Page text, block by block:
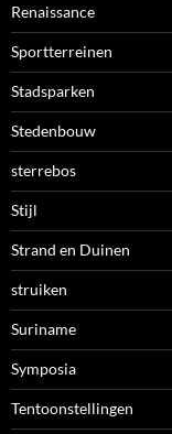
Renaissance
Sportterreinen
Stadsparken
Stedenbouw
sterrebos
Stijl
Strand en Duinen
struiken
Suriname
Symposia
Tentoonstellingen